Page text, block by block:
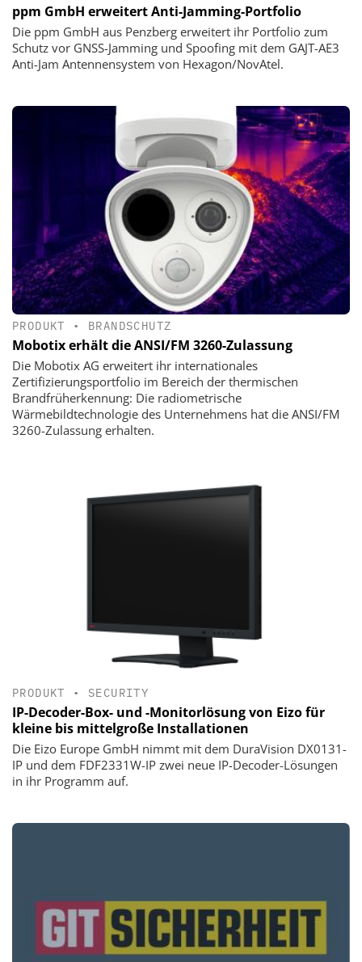
ppm GmbH erweitert Anti-Jamming-Portfolio
Die ppm GmbH aus Penzberg erweitert ihr Portfolio zum
Schutz vor GNSS-Jamming und Spoofing mit dem GAJT-AE3
Anti-Jam Antennensystem von Hexagon/NovAtel.
PRODUKT • BRANDSCHUTZ
Mobotix erhält die ANSI/FM 3260-Zulassung
Die Mobotix AG erweitert ihr internationales
Zertifizierungsportfolio im Bereich der thermischen
Brandfrüherkennung: Die radiometrische
Wärmebildtechnologie des Unternehmens hat die ANSI/FM
3260-Zulassung erhalten.
PRODUKT • SECURITY
IP-Decoder-Box- und -Monitorlösung von Eizo für
kleine bis mittelgroße Installationen
Die Eizo Europe GmbH nimmt mit dem DuraVision DX0131-
IP und dem FDF2331W-IP zwei neue IP-Decoder-Lösungen
in ihr Programm auf.